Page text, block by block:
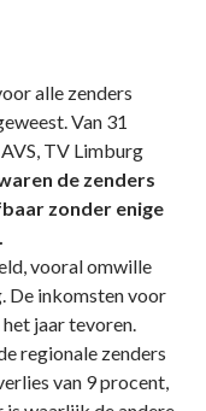
alle zenders
Van 31
TV Limburg
de zenders
zonder enige
vooral omwille
De inkomsten voor
jaar tevoren.
regionale zenders
van 9 procent,